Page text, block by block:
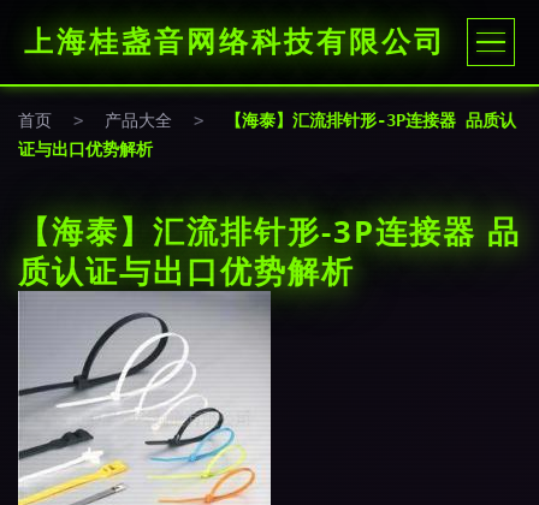
上海桂盏音网络科技有限公司
首页 > 产品大全 >
【海泰】汇流排针形-3P连接器 品质认
证与出口优势解析
【海泰】汇流排针形-3P连接器 品
质认证与出口优势解析